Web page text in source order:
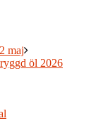
maj
öl 2026